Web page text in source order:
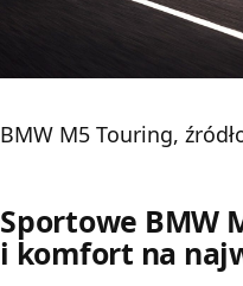
BMW M5 Touring,
Sportowe BMW
i komfort na